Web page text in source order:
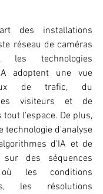
des installations
réseau de caméras
les technologies
adoptent une vue
de trafic, du
visiteurs et de
tout l'espace. De plus,
technologie d'analyse
d'IA et de
des séquences
les conditions
les résolutions